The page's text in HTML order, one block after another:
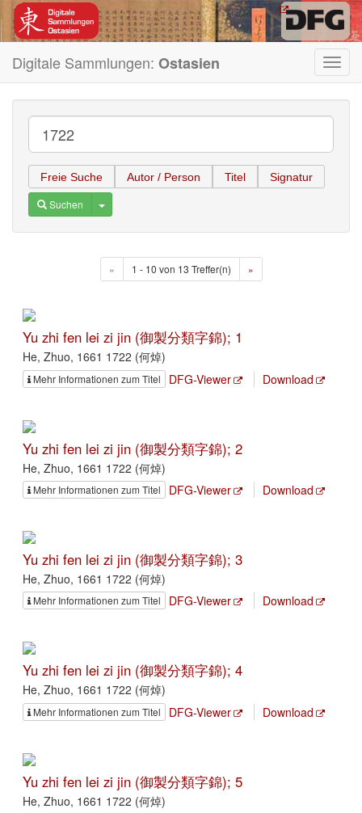
Digitale Sammlungen: Ostasien
Freie Suche Autor / Person Titel Signatur
Suchen Toggle Dropdown
« 1 - 10 von 13 Treffer(n) »
Yu zhi fen lei zi jin (御製分類字錦); 1
He, Zhuo, 1661 1722 (何焯)
Mehr Informationen zum Titel DFG-Viewer Download
Yu zhi fen lei zi jin (御製分類字錦); 2
He, Zhuo, 1661 1722 (何焯)
Mehr Informationen zum Titel DFG-Viewer Download
Yu zhi fen lei zi jin (御製分類字錦); 3
He, Zhuo, 1661 1722 (何焯)
Mehr Informationen zum Titel DFG-Viewer Download
Yu zhi fen lei zi jin (御製分類字錦); 4
He, Zhuo, 1661 1722 (何焯)
Mehr Informationen zum Titel DFG-Viewer Download
Yu zhi fen lei zi jin (御製分類字錦); 5
He, Zhuo, 1661 1722 (何焯)